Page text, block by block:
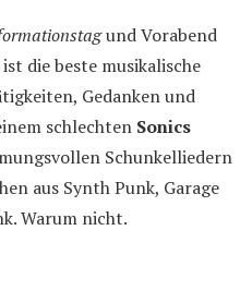
und Vorabend
die beste musikalische
Gedanken und
schlechten Sonics
Schunkelliedern
aus Synth Punk, Garage
Warum nicht.